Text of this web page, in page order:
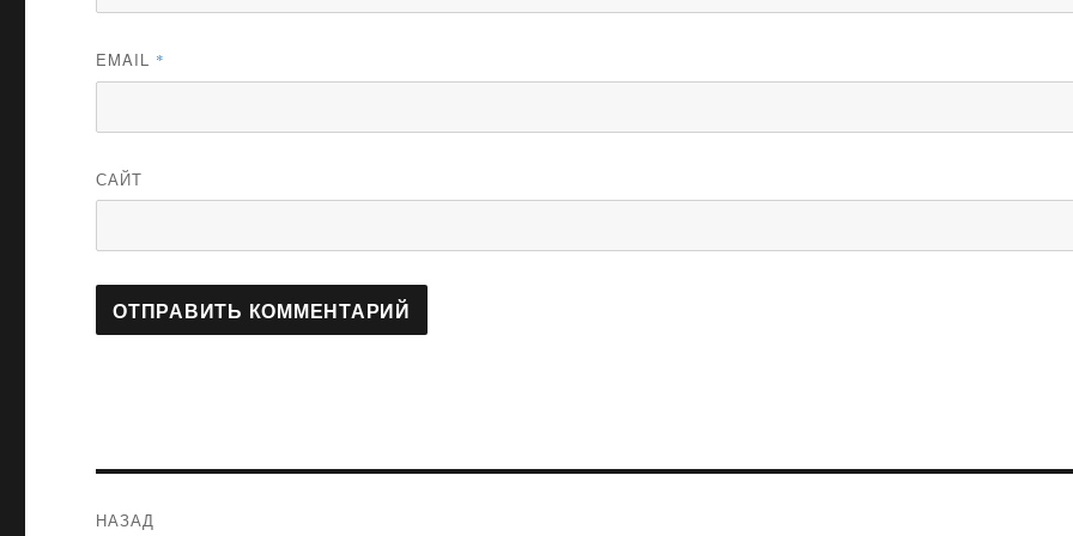
EMAIL *
САЙТ
НАЗАД